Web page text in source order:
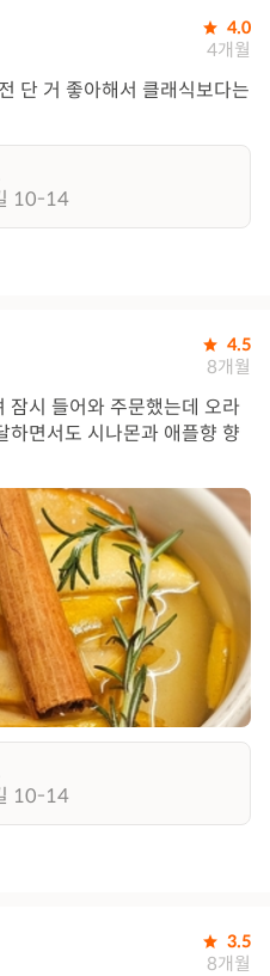
4.0
4개월
단 거 좋아해서 클래식보다는
10-14
4.5
8개월
잠시 들어와 주문했는데 오라
하면서도 시나몬과 애플향 향
10-14
3.5
8개월